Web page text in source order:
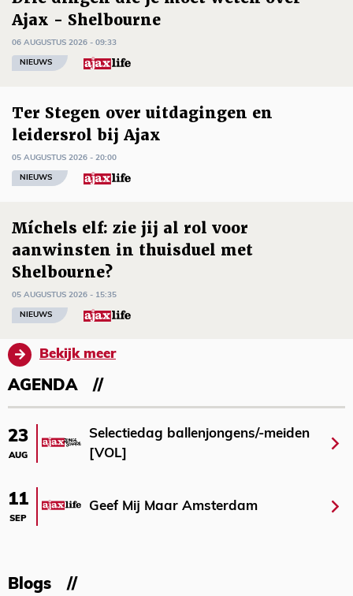
Ajax - Shelbourne
06 AUGUSTUS 2026 - 09:33
NIEUWS
Ter Stegen over uitdagingen en
leidersrol bij Ajax
05 AUGUSTUS 2026 - 20:00
NIEUWS
Míchels elf: zie jij al rol voor
aanwinsten in thuisduel met
Shelbourne?
05 AUGUSTUS 2026 - 15:35
NIEUWS
Bekijk meer
AGENDA
23
AUG
Selectiedag ballenjongens/-meiden
[VOL]
11
SEP
Geef Mij Maar Amsterdam
Blogs